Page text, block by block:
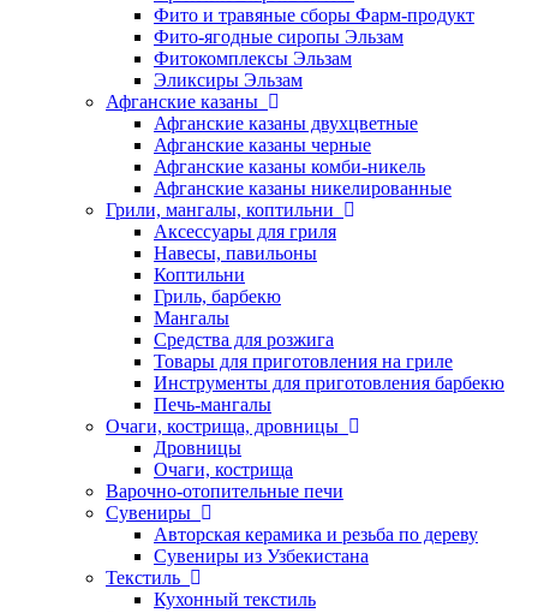
Фито и травяные сборы Фарм-продукт
Фито-ягодные сиропы Эльзам
Фитокомплексы Эльзам
Эликсиры Эльзам
Афганские казаны
Афганские казаны двухцветные
Афганские казаны черные
Афганские казаны комби-никель
Афганские казаны никелированные
Грили, мангалы, коптильни
Аксессуары для гриля
Навесы, павильоны
Коптильни
Гриль, барбекю
Мангалы
Средства для розжига
Товары для приготовления на гриле
Инструменты для приготовления барбекю
Печь-мангалы
Очаги, кострища, дровницы
Дровницы
Очаги, кострища
Варочно-отопительные печи
Сувениры
Авторская керамика и резьба по дереву
Сувениры из Узбекистана
Текстиль
Кухонный текстиль